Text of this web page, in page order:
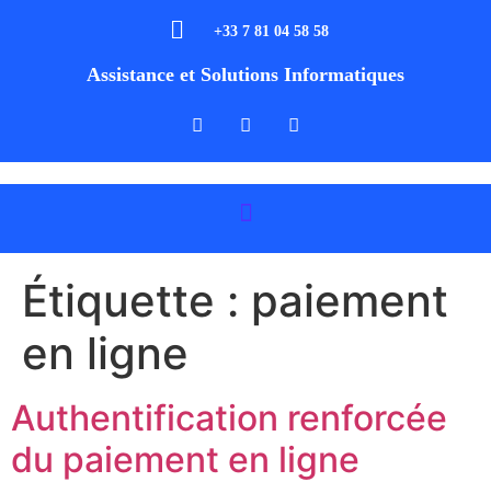
+33 7 81 04 58 58
Assistance et Solutions Informatiques
Étiquette : paiement
en ligne
Authentification renforcée
du paiement en ligne